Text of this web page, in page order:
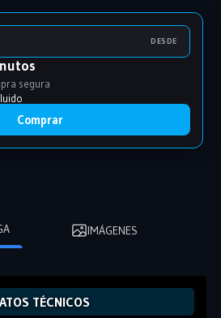
DESDE
segura
Comprar
IMÁGENES
TÉCNICOS